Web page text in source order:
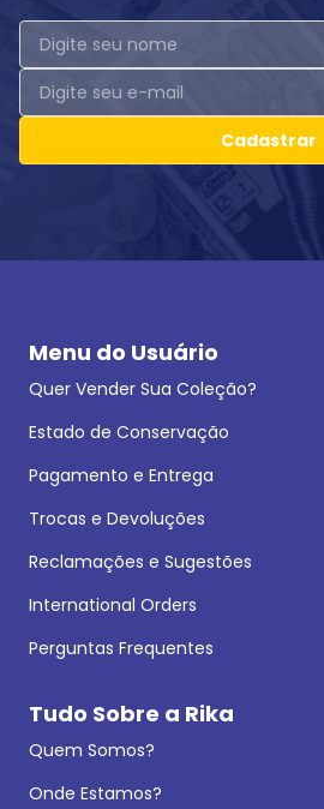
Cadastrar
Menu do Usuário
Quer Vender Sua Coleção?
Estado de Conservação
Pagamento e Entrega
Trocas e Devoluções
Reclamações e Sugestões
International Orders
Perguntas Frequentes
Tudo Sobre a Rika
Quem Somos?
Onde Estamos?